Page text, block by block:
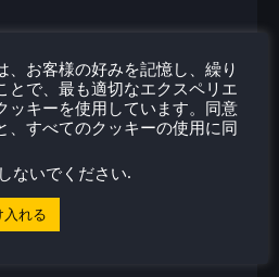
、お客様の好みを記憶し、繰り
とで、最も適切なエクスペリエ
ッキーを使用しています。同意
、すべてのクッキーの使用に同
ないでください.
入れる